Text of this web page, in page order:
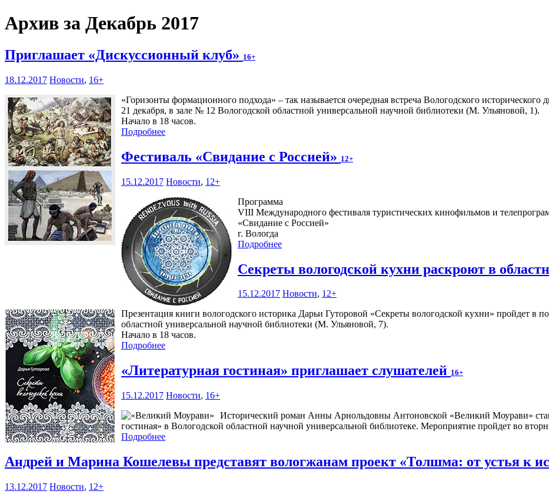
Архив за Декабрь 2017
Приглашает «Дискуссионный клуб» 16+
18.12.2017 Новости, 16+
«Горизонты формационного подхода» – так называется очередная встреча Вологодского исторического
21 декабря, в зале № 12 Вологодской областной универсальной научной библиотеки (М. Ульяновой, 1).
Начало в 18 часов.
Подробнее
Фестиваль «Свидание с Россией» 12+
15.12.2017 Новости, 12+
Программа
VIII Международного фестиваля туристических кинофильмов и
«Свидание с Россией»
г. Вологда
Подробнее
Секреты вологодской кухни раскроют в
15.12.2017 Новости, 12+
Презентация книги вологодского историка Дарьи Гуторовой «Секреты вологодской кухни» пройдет в
областной универсальной научной библиотеки (М. Ульяновой, 7).
Начало в 18 часов.
Подробнее
«Литературная гостиная» приглашает слушателей 16+
15.12.2017 Новости, 16+
Исторический роман Анны Арнольдовны Антоновской «Великий Моурави»
гостиная» в Вологодской областной научной универсальной библиотеке. Мероприятие пройдет во
Подробнее
Андрей и Марина Кошелевы представят вологжанам проект «Толшма: от устья к
13.12.2017 Новости, 12+